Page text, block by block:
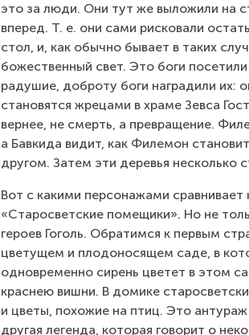
это за люди. Они тут же выложили на
вперед. Т. е. они сами рисковали
стол, и, как обычно бывает в таких
божественный свет. Это боги
радушие, доброту боги наградили их:
становятся жрецами в храме Зевса
вернее, не смерть, а превращение.
а Бавкида видит, как Филемон
другом. Затем эти деревья
Вот с какими персонажами сравнивает
«Старосветские помещики». Но не
героев Гоголь. Обратимся к первым
цветущем и плодоносящем саде, в
одновременно сирень цветет в этом
краснею вишни. В домике
и цветы, похожие на птиц. Это
другая легенда, которая говорит о